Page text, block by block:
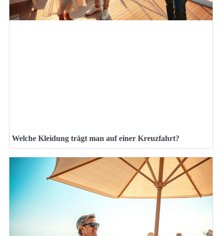
Welche Kleidung trägt man auf einer Kreuzfahrt?